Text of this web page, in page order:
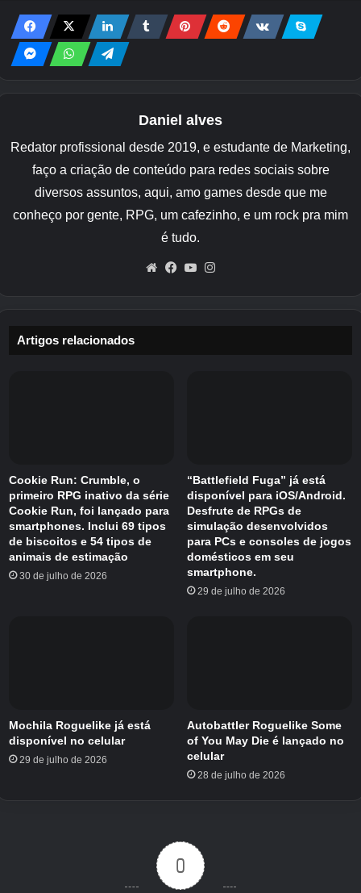
Dividimos este passo a passo em seções, na
ordem em que as salas aparecem. Você pode
ler tudo ou apenas verificar onde está travado.
entradas nas salas são um pouco mais curtas.
Em alguns lugares, iluminamos e eliminamos o
ruído de certas capturas de tela para facilitar a
visualização dos detalhes.
Vá para a cozinha.
A sala de estar
Você chegou ao próximo, ainda há um longo
caminho a percorrer.
Debaixo da cadeira do lado mais próximo da TV, você verá
Daniel alves
Redator profissional desde 2019, e estudante de Marketing,
faço a criação de conteúdo para redes sociais sobre
diversos assuntos, aqui, amo games desde que me
conheço por gente, RPG, um cafezinho, e um rock pra mim
é tudo.
WebsiteFacebook
YouTube
Artigos relacionados
Cookie Run: Crumble, o
primeiro RPG inativo da série
Cookie Run, foi lançado para
smartphones. Inclui 69 tipos
de biscoitos e 54 tipos de
animais de estimação
30 de julho de 2026
“Battlefield Fuga” já está
disponível para iOS/Android.
Desfrute de RPGs de
simulação desenvolvidos
para PCs e consoles de jogos
domésticos em seu
smartphone.
29 de julho de 2026
Mochila Roguelike já está
disponível no celular
29 de julho de 2026
Autobattler Roguelike Some
of You May Die é lançado no
celular
28 de julho de 2026
0